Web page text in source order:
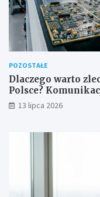
POZOSTAŁE
Dlaczego warto
Polsce?
dostaw
13 lipca 2026